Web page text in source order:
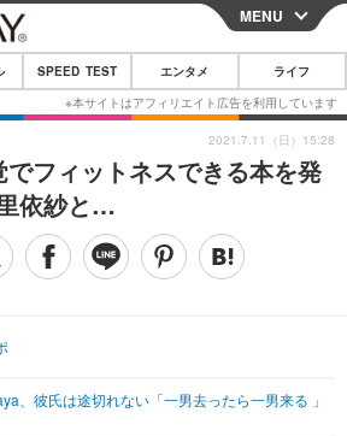
CLOSE
スマートフォン
その他
映画・ドラマ
MENU
SPEED TEST エンタメ ライフ
でフィットネスできる本を発
依紗と…
、彼氏は途切れない「一男去ったら一男来る 」
2021.7.11（日）15:28